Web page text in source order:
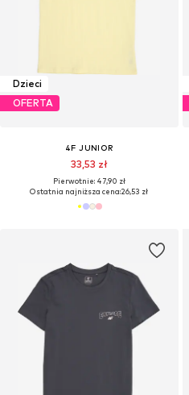
Dzieci
OFERTA
4F JUNIOR
33,53 zł
Pierwotnie: 47,90 zł
Ostatnia najniższa cena:26,53 zł